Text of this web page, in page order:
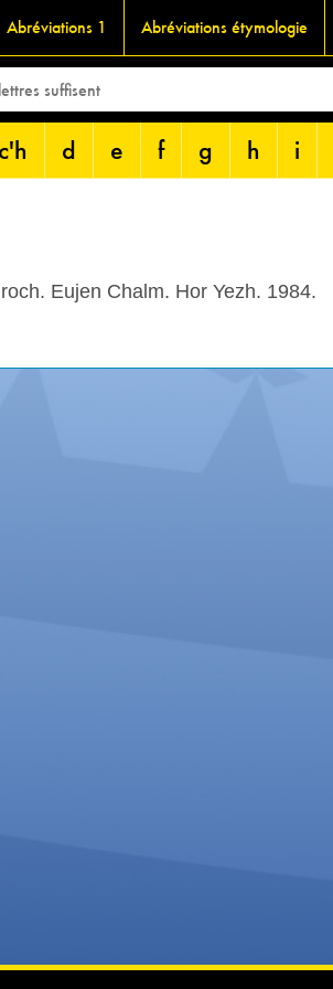
Abréviations 1 Abréviations étymologie
c'h d e f g h i
Eujen Chalm. Hor Yezh. 1984.